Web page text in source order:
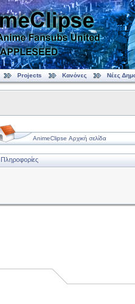
Projects Κανόνες Νέες
AnimeClipse Αρχική σελίδα
Πληροφορίες